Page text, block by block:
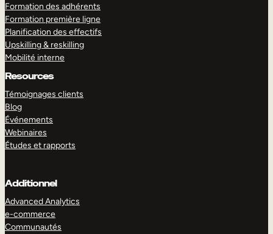
Formation des adhérents
Formation première ligne
Planification des effectifs
Upskilling & reskilling
Mobilité interne
Resources
Témoignages clients
Blog
Événements
Webinaires
Études et rapports
Additionnel
Advanced Analytics
e-commerce
Communautés